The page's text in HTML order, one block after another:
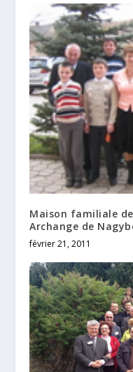
Maison familiale
Archange de
février 21, 2011